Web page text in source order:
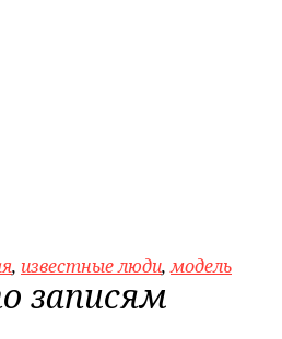
, известные люди,модель
записям